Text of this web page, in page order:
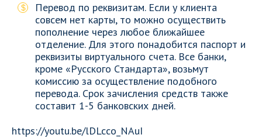
Перевод по реквизитам. Если у клиента
совсем нет карты, то можно осуществить
пополнение через любое ближайшее
отделение. Для этого понадобится паспорт и
реквизиты виртуального счета. Все банки,
кроме «Русского Стандарта», возьмут
комиссию за осуществление подобного
перевода. Срок зачисления средств также
составит 1-5 банковских дней.
https://youtu.be/lDLcco_NAuI